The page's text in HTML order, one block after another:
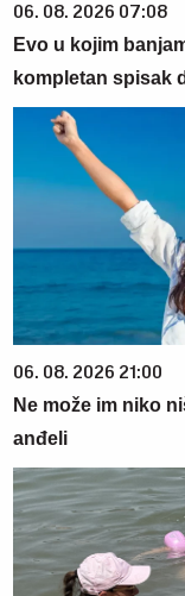
06. 08. 2026 07:08
Evo u kojim
kompletan spisak
06. 08. 2026 21:00
Ne može im niko
anđeli